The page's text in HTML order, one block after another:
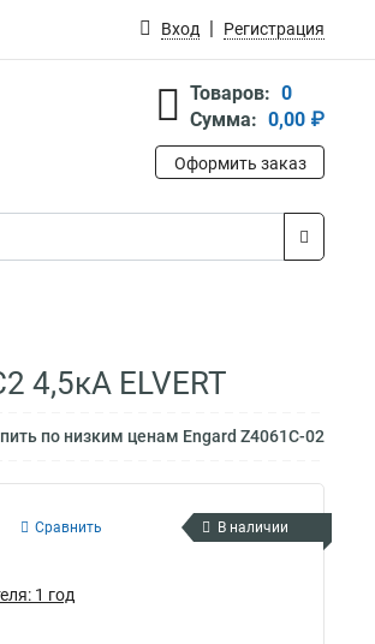
Вход Регистрация
Товаров: 0
Сумма: 0,00 ₽
Оформить заказ
4,5кА ELVERT
по низким ценам Engard Z4061C-02
Сравнить В наличии
1 год